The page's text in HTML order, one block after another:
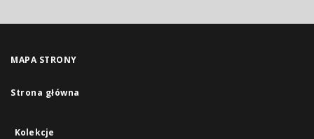
MAPA STRONY
Strona główna
Kolekcje